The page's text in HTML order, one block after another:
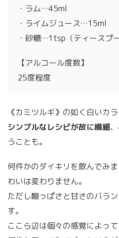
・ラム…45ml
・ライムジュース…15ml
・砂糖…1tsp（ティースプ
【アルコール度数】
25度程度
《カミツルギ》の如く白いカ
シンプルなレシピが故に繊細
うことも。
何件かのダイキリを飲んでみ
わいは変わりません。
ただし酸っぱさと甘さのバラ
す。
ここら辺は個々の感覚によっ